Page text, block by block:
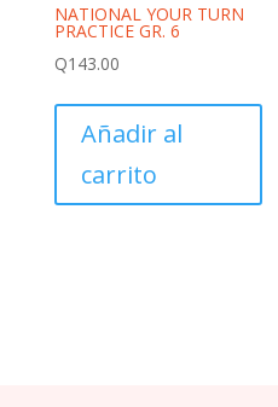
NATIONAL YOUR TURN
PRACTICE GR. 6
Q143.00
Añadir al
carrito